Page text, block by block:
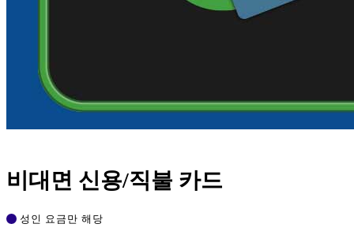
비대면 신용/직불 카드
성인 요금만 해당